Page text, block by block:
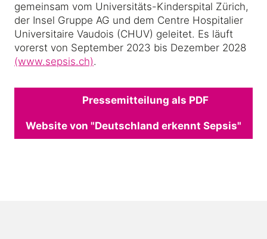
gemeinsam vom Universitäts-Kinderspital Zürich,
der Insel Gruppe AG und dem Centre Hospitalier
Universitaire Vaudois (CHUV) geleitet. Es läuft
vorerst von September 2023 bis Dezember 2028
(www.sepsis.ch).
Pressemitteilung als PDF
Website von "Deutschland erkennt Sepsis"